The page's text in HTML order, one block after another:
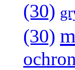
(30)
(30)